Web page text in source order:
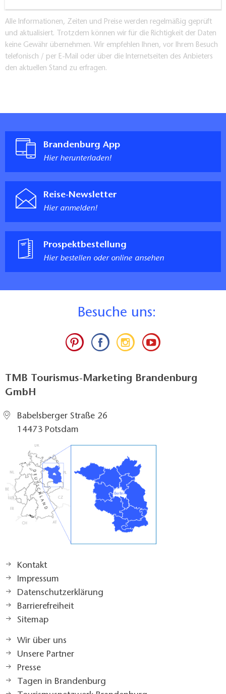
Alle Informationen, Zeiten und Preise werden regelmäßig geprüft
und aktualisiert. Trotzdem können wir für die Richtigkeit der Daten
keine Gewähr übernehmen. Wir empfehlen Ihnen, vor Ihrem Besuch
telefonisch / per E-Mail oder über die Internetseiten des Anbieters
den aktuellen Stand zu erfragen.
Brandenburg App
Hier herunterladen!
Reise-Newsletter
Hier anmelden!
Prospektbestellung
Hier bestellen oder online ansehen
Besuche uns:
TMB Tourismus-Marketing Brandenburg
GmbH
Babelsberger Straße 26
14473 Potsdam
Kontakt
Impressum
Datenschutzerklärung
Barrierefreiheit
Sitemap
Wir über uns
Unsere Partner
Presse
Tagen in Brandenburg